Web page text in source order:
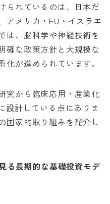
られているのは、日本だ
アメリカ・EU・イスラエ
は、脳科学や神経技術を
確な政策方針と大規模な
が進められています。
究から臨床応用・産業化
設計している点にありま
国家的取り組みを紹介し
る長期的な基礎投資モデ